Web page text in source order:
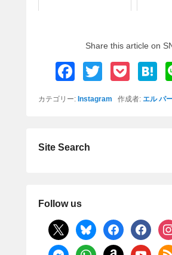
Share this article on
F
a
b
k
T
wi
P
o
ck
at
カテゴリー: Instagram 作成者: エル パ
Site Search
Follow us
x bluesky facebookfacebook
messengerwhatsappamazon youtube rss